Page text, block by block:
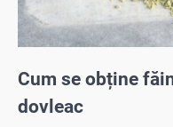
Cum se obține
dovleac